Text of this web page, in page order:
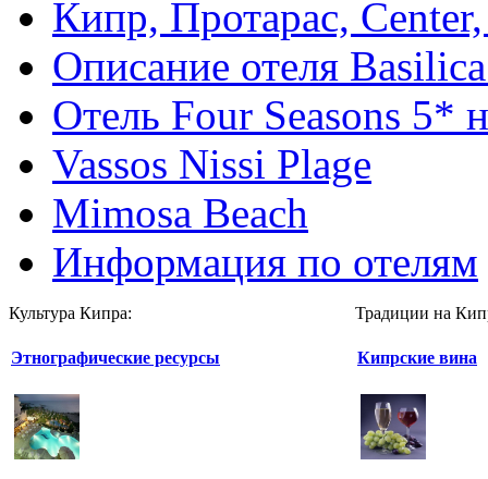
Кипр, Протарас,
Описание отеля
Отель Four Seasons 5*
Vassos Nissi Plage
Mimosa Beach
Информация по отелям
Культура Кипра:
Этнографические ресурсы
Традиции на
Кипрские вина